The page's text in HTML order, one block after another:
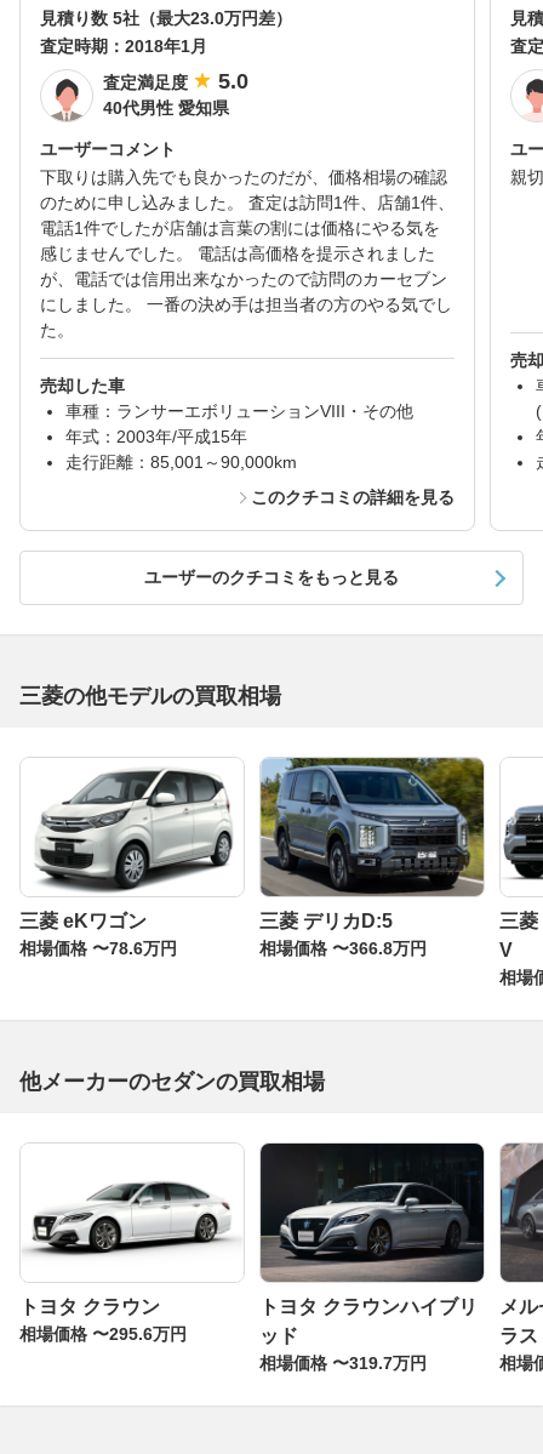
見積り数 5社（最大23.0万円差）
査定時期： 2018年1月
査定満足度
5.0
40代男性 愛知県
ユーザーコメント
下取りは購入先でも良かったのだが、価格相場の確認
のために申し込みました。 査定は訪問1件、店舗1件、
電話1件でしたが店舗は言葉の割には価格にやる気を
感じませんでした。 電話は高価格を提示されました
が、電話では信用出来なかったので訪問のカーセブン
にしました。 一番の決め手は担当者の方のやる気でし
た。
売却した車
車種：ランサーエボリューションVIII・その他
年式：2003年/平成15年
走行距離：85,001～90,000km
このクチコミの詳細を見る
見
査
ユ
親
売
ユーザーのクチコミをもっと見る
三菱の他モデルの買取相場
三菱 eKワゴン
相場価格 〜78.6万円
三菱 デリカD:5
相場価格 〜366.8万円
三
V
相場
他メーカーのセダンの買取相場
トヨタ クラウン
相場価格 〜295.6万円
トヨタ クラウンハイブリ
ッド
相場価格 〜319.7万円
メル
ラス
相場